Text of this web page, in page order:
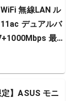
無線LAN ル
デュアルバ
最
PS4 / Wii U 対
】ASUS モニ